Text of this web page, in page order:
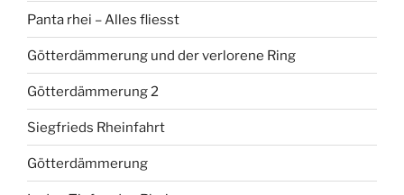
Panta rhei – Alles fliesst
Götterdämmerung und der verlorene Ring
Götterdämmerung 2
Siegfrieds Rheinfahrt
Götterdämmerung